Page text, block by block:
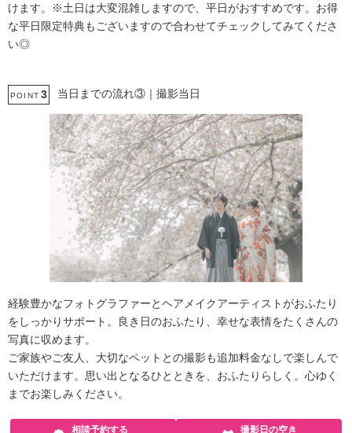
けます。※土日は大変混雑しますので、平日がおすすめです。お得
な平日限定特典もございますので合わせてチェックしてみてくださ
い◎
POINT 3 当日までの流れ③｜撮影当日
経験豊かなフォトグラファーとヘアメイクアーティストがおふたり
をしっかりサポート。良き日のおふたり、幸せな表情をたくさんの
写真に収めます。
ご家族やご友人、大切なペットとの撮影も追加料金なしで楽しんで
いただけます。思い出となるひとときを、おふたりらしく。心ゆく
までお楽しみください。
相談予約する 撮影日の空き